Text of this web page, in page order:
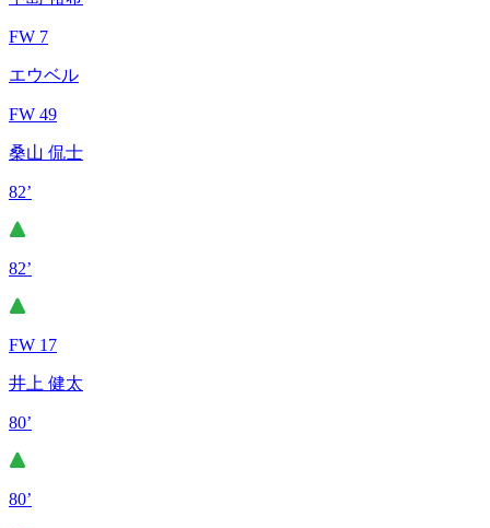
FW 7
エウベル
FW 49
桑山 侃士
82’
82’
FW 17
井上 健太
80’
80’